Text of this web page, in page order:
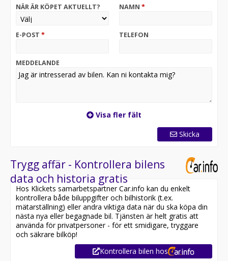
NÄR ÄR KÖPET AKTUELLT? NAMN *
E-POST * TELEFON
MEDDELANDE
Visa fler fält
Skicka
Trygg affär - Kontrollera bilens
data och historia gratis
Hos Klickets samarbetspartner Car.info kan du enkelt
kontrollera både biluppgifter och bilhistorik (t.ex.
mätarställning) eller andra viktiga data när du ska köpa din
nästa nya eller begagnade bil. Tjänsten är helt gratis att
använda för privatpersoner - för ett smidigare, tryggare
och säkrare bilköp!
Kontrollera bilen hos